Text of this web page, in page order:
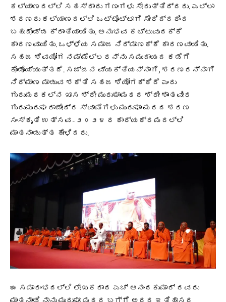
ಕಲ್ಯಾಣದಲ್ಲಿ ಸಹಸ್ರಾರು ಗಣಂಗಳು ಸೇರುತ್ತಿದ್ದರು. ಎಲ್ಲಾ
ಶರಣರು ಕಲ್ಯಾಣದಲ್ಲಿ ಒಟ್ಟೊಟ್ಟಾಗಿ ಸೇರಿದ್ದರಿಂದ
ಬಹುದೊಡ್ಡ ಕ್ರಾಂತಿಯಾಯಿತು. ಅನುಭವ ಕಟ್ಟುವುದಕ್ಕೆ
ಕಾರಣವಾಯಿತು. ಒಳ್ಳೆಯ ಸಮಾಜ ನಿರ್ಮಾಣಕ್ಕೆ ಕಾರಣವಾಯಿತು.
ಸಹಜ ಶಿವಯೋಗ ನಮ್ಮೆಲ್ಲರನ್ನು ಸಮುದಾಯದ ಕಡೆಗೆ
ಕೊಂಡೊಯ್ಯುತ್ತದೆ. ಸಜ್ಜನ ವ್ಯಕ್ತಿಯನ್ನಾಗಿ, ಶರಣರನ್ನಾಗಿ
ನಿರ್ಮಾಣ ಮಾಡುವ ಶಕ್ತಿ ಸಹಜ ಶಿಯೋಗಕ್ಕಿದೆ ಎಂದು
ಗುರುಮಠಕಲ್‌ನ ಖಾಸ ಶ್ರೀ ಮುರುಘಾಮಠದ ಶ್ರೀ ಶಾಂತವೀರ
ಗುರುಮುರುಘರಾಜೇಂದ್ರ ಸ್ವಾಮಿಗಳು ಮುರುಘಾ ಮಠದ ಶರಣ
ಸಂಸ್ಕೃತಿ ಉತ್ಸವ-೨೦೨೪ ರ ಕಾರ್ಯಕ್ರಮದಲ್ಲಿ
ಮಾತನಾಡುತ್ತ ಹೇಳಿದರು.
ಈ ಸಮಾರಂಭದಲ್ಲಿ ಲೇಖಕರಾದ ಎಚ್ ಆನಂದಕುಮಾರ್ ರವರು